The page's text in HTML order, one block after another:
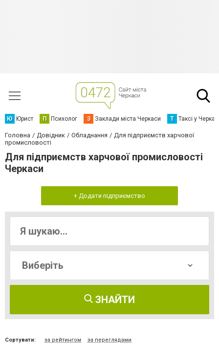
Ю Юрист П Психолог З Заклади міста Черкаси Т Таксі у
Головна Довідник Обладнання
Для підприємств харчової
промисловості
Для підприємств харчової промисловості
Черкаси
+ Додати підприємство
ЗНАЙТИ
Сортувати: за рейтингом за переглядами